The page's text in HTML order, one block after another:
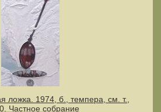
ложка. 1974, б., темпера, см. т.,
Частное собрание